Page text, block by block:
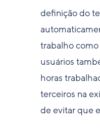
definição do
trabalho
usuários
horas
terceiros na
de evitar que